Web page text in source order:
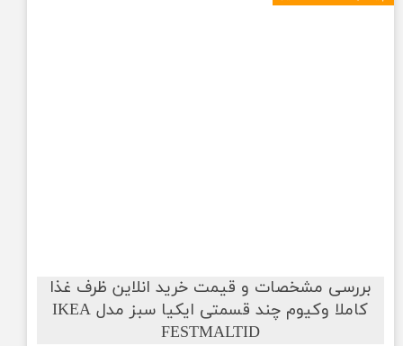
بررسی مشخصات و قیمت خرید انلاین ظرف غذا
کاملا وکیوم چند قسمتی ایکیا سبز مدل IKEA
FESTMALTID